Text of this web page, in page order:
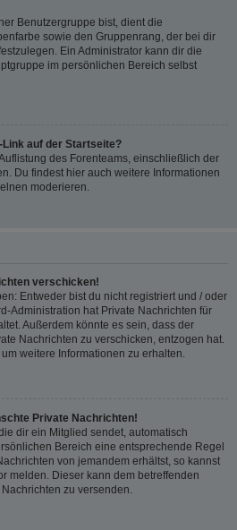
Benutzergruppe bist, dient die
sowie den Gruppenrang, der bei dir
Ein Administrator kann dir die
im persönlichen Bereich selbst
Link auf der Startseite?
des Forenteams, einschließlich der
Du findest hier auch weitere Informationen
moderieren.
verschicken!
Entweder bist du nicht registriert und / oder
Administration hat Private Nachrichten für
Außerdem könnte es sein, dass der
Nachrichten zu verschicken, entzogen hat.
weitere Informationen zu erhalten.
Private Nachrichten!
dir ein Mitglied sendet, automatisch
Bereich eine entsprechende Regel
von jemandem erhältst, so kannst
melden. Dieser kann dem betreffenden
zu versenden.